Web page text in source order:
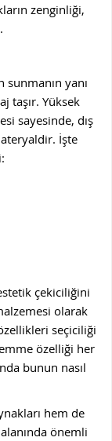
zenginliği,
yanı
taşır. Yüksek
sayesinde, dış
İşte
çekiciliğini
olarak
seçiciliği
özelliği her
bunun nasıl
hem de
önemli